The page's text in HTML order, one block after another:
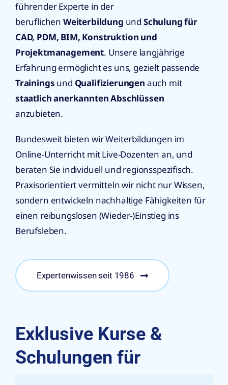
führender Experte in der
beruflichen Weiterbildung und Schulung für
CAD, PDM, BIM, Konstruktion und
Projektmanagement. Unsere langjährige
Erfahrung ermöglicht es uns, gezielt passende
Trainings und Qualifizierungen auch mit
staatlich anerkannten Abschlüssen
anzubieten.
Bundesweit bieten wir Weiterbildungen im
Online-Unterricht mit Live-Dozenten an, und
beraten Sie individuell und regionsspezifisch.
Praxisorientiert vermitteln wir nicht nur Wissen,
sondern entwickeln nachhaltige Fähigkeiten für
einen reibungslosen (Wieder-)Einstieg ins
Berufsleben.
Expertenwissen seit 1986
Exklusive Kurse &
Schulungen für